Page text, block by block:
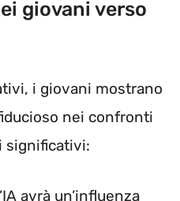
giovani verso
i giovani mostrano
nei confronti
significativi:
avrà un’influenza